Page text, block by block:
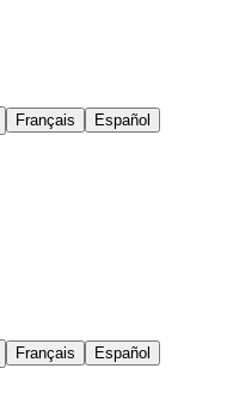
Français
Español
Français
Español